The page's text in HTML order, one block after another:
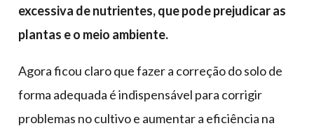
excessiva de nutrientes, que pode prejudicar as
plantas e o meio ambiente.
Agora ficou claro que fazer a correção do solo de
forma adequada é indispensável para corrigir
problemas no cultivo e aumentar a eficiência na